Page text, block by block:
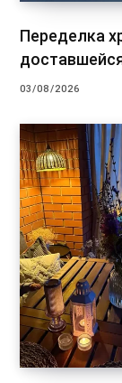
Переделка
03/08/2026